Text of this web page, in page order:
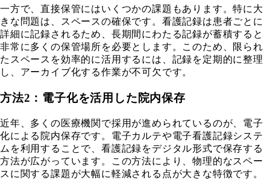
一方で、直接保管にはいくつかの課題もあります。特に大
きな問題は、スペースの確保です。看護記録は患者ごとに
詳細に記録されるため、長期間にわたる記録が蓄積すると
非常に多くの保管場所を必要とします。このため、限られ
たスペースを効率的に活用するには、記録を定期的に整理
し、アーカイブ化する作業が不可欠です。
方法2：電子化を活用した院内保存
近年、多くの医療機関で採用が進められているのが、電子
化による院内保存です。電子カルテや電子看護記録システ
ムを利用することで、看護記録をデジタル形式で保存する
方法が広がっています。この方法により、物理的なスペー
スに関する課題が大幅に軽減される点が大きな特徴です。